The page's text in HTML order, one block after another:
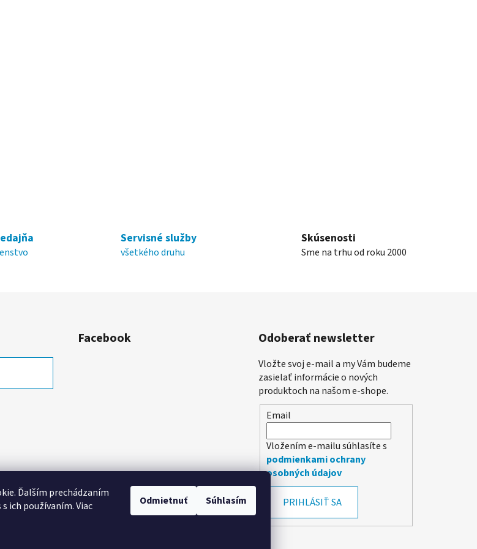
Ďalším prechádzaním
ich používaním. Viac
Odmietnuť Súhlasím
Servisné služby
všetkého druhu
Skúsenosti
Sme na trhu od roku 2000
Facebook Odoberať newsletter
Vložte svoj e-mail a my Vám budeme
zasielať informácie o nových
produktoch na našom e-shope.
Email
Vložením e-mailu súhlasíte s
podmienkami ochrany
osobných údajov
PRIHLÁSIŤ SA